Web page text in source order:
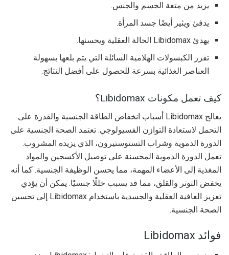
يزيد من متعة الجسم والجنس.
يدفئ ويثير أيضًا جسد المرأة.
يهدئ Libidomax الحالة العقلية ويحسنها.
تفرز الكبسولات الهلامية السائلة التي يتم بلعها بسهولة
العناصر الغذائية بسرعة للحصول على أفضل النتائج.
كيف تعمل مكونات Libidomax؟
يعالج Libidomax أسباب انخفاض الطاقة الجنسية والقدرة على
التحمل لاستعادة التوازن الفسيولوجي. تعتمد الصحة الجنسية على
الدورة الدموية وشراب التستوستيرون، الذي يزيده المشروب.
تعمل الدورة الدموية المحسنة على توصيل الأكسجين والمواد
المغذية إلى الأعضاء المهمة، مما يحسن الوظيفة الجنسية. كما أنه
يخفض التوتر والقلق، مما قد يسبب خللًا جنسيًا. يمكن أن يؤدي
تعزيز العافية العقلية والجسدية باستخدام Libidomax إلى تحسين
الصحة الجنسية.
فوائد Libidomax